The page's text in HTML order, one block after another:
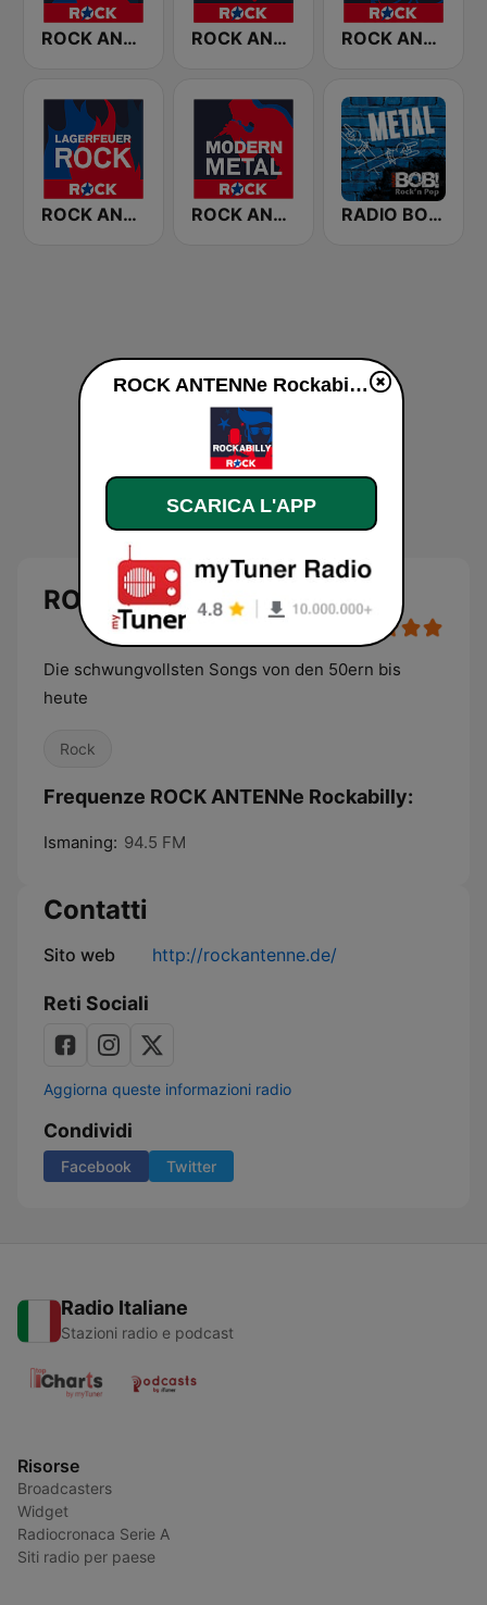
ROCK ANTENNE Live Rock ROCK ANTENNE Modern Rock ROCK ANTENNE Gothic
ROCK ANTENNE Lagerfeuer Rock ROCK ANTENNE Modern Metal RADIO BOB! Metal
ROCK ANTENNe Rockabilly
Die schwungvollsten Songs von den 50ern bis
heute
Rock
Frequenze ROCK ANTENNe Rockabilly:
Ismaning: 94.5 FM
Contatti
Sito web http://rockantenne.de/
Reti Sociali
Aggiorna queste informazioni radio
Condividi
Facebook Twitter
Radio Italiane
Stazioni radio e podcast
Risorse
Broadcasters
Widget
Radiocronaca Serie A
Siti radio per paese
ROCK ANTENNe Rockabilly diretta
SCARICA L'APP